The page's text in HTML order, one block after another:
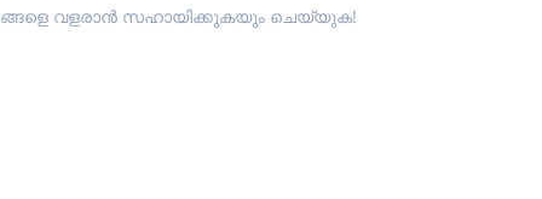
വളരാൻ സഹായിക്കുകയും ചെയ്യുക!